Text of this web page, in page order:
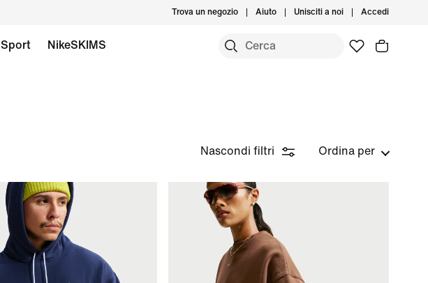
Trova un negozio Aiuto Unisciti a noi Accedi
Sport NikeSKIMS
Nascondi filtri Ordina per